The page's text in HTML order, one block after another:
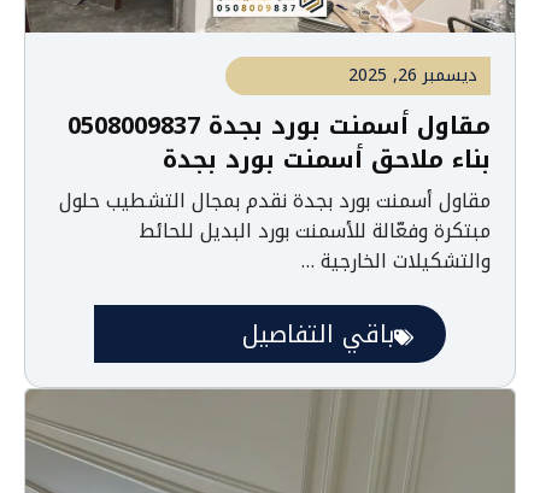
ديسمبر 26, 2025
مقاول أسمنت بورد بجدة 0508009837
بناء ملاحق أسمنت بورد بجدة
مقاول أسمنت بورد بجدة نقدم بمجال التشطيب حلول
مبتكرة وفعّالة للأسمنت بورد البديل للحائط
والتشكيلات الخارجية …
باقي التفاصيل